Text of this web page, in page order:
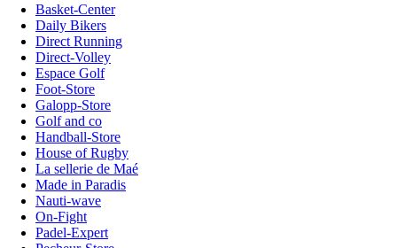
Basket-Center
Daily Bikers
Direct Running
Direct-Volley
Espace Golf
Foot-Store
Galopp-Store
Golf and co
Handball-Store
House of Rugby
La sellerie de Maé
Made in Paradis
Nauti-wave
On-Fight
Padel-Expert